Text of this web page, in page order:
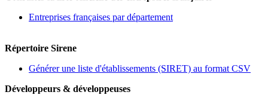
Entreprises françaises par département
Répertoire Sirene
Générer une liste d'établissements (SIRET) au format CSV
Développeurs & développeuses